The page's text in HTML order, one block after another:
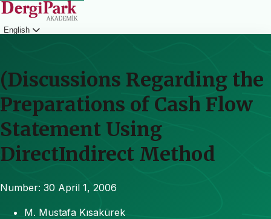
English
(Discussions Regarding the
Preparations of Cash Flow
Statement Using
DirectIndirect Method
Number: 30 April 1, 2006
M. Mustafa Kısakürek